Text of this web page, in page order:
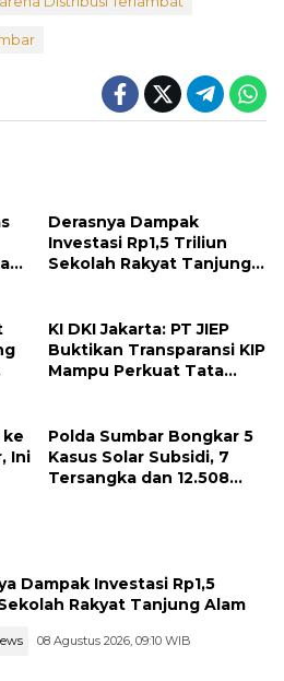
Derasnya Dampak
Investasi Rp1,5 Triliun
Sekolah Rakyat Tanjung
KI DKI Jakarta: PT JIEP
Buktikan Transparansi KIP
Mampu Perkuat Tata
ke
Ini
Polda Sumbar Bongkar 5
Kasus Solar Subsidi, 7
Tersangka dan 12.508
Dampak Investasi Rp1,5
Rakyat Tanjung Alam
08 Agustus 2026, 09:10 WIB